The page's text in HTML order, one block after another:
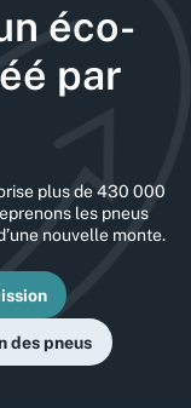
éco-
par
plus de 430 000
les pneus
nouvelle monte.
des pneus